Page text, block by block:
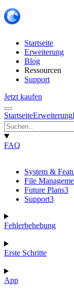
Startseite
Erweiterung
Blog
Ressourcen
Support
Jetzt kaufen
StartseiteErweiterung
FAQ
System &
File
Future Plans3
Support3
Fehlerbehebung
Erste Schritte
App